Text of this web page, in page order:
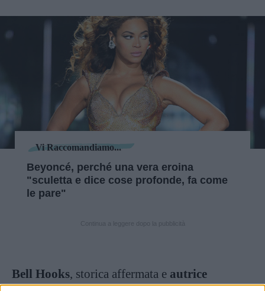
Vi Raccomandiamo...
Beyoncé, perché una vera eroina
"sculetta e dice cose profonde, fa come
le pare"
Bell Hooks, storica affermata e autrice